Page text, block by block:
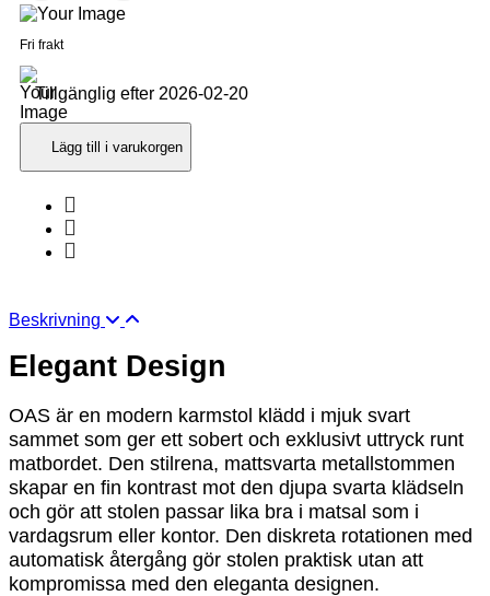
Fri frakt
Tillgänglig efter 2026-02-20
Lägg till i varukorgen
Beskrivning
Elegant Design
OAS är en modern karmstol klädd i mjuk svart
sammet som ger ett sobert och exklusivt uttryck runt
matbordet. Den stilrena, mattsvarta metallstommen
skapar en fin kontrast mot den djupa svarta klädseln
och gör att stolen passar lika bra i matsal som i
vardagsrum eller kontor. Den diskreta rotationen med
automatisk återgång gör stolen praktisk utan att
kompromissa med den eleganta designen.